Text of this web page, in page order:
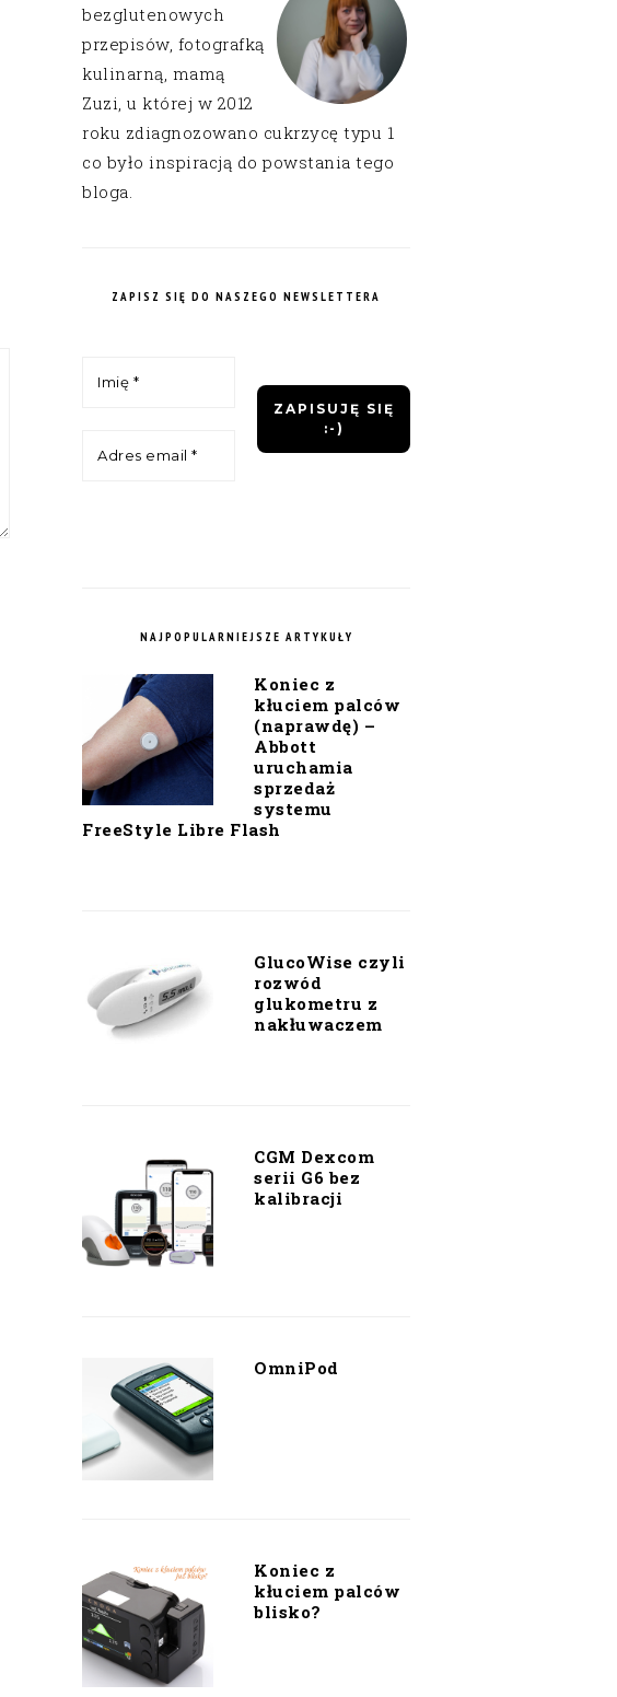
bezglutenowych
przepisów, fotografką
kulinarną, mamą
Zuzi, u której w 2012
roku zdiagnozowano cukrzycę typu 1
co było inspiracją do powstania tego
bloga.
ZAPISZ SIĘ DO NASZEGO NEWSLETTERA
NAJPOPULARNIEJSZE ARTYKUŁY
Koniec z
kłuciem palców
(naprawdę) –
Abbott
uruchamia
sprzedaż
systemu
FreeStyle Libre Flash
GlucoWise czyli
rozwód
glukometru z
nakłuwaczem
CGM Dexcom
serii G6 bez
kalibracji
OmniPod
Koniec z
kłuciem palców
blisko?